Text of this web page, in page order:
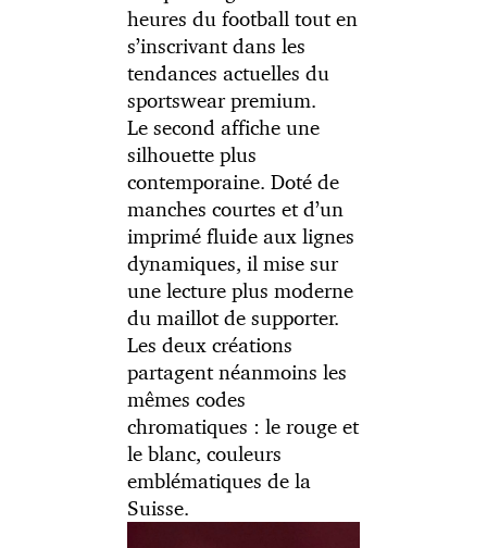
heures du football tout en
s’inscrivant dans les
tendances actuelles du
sportswear premium.
Le second affiche une
silhouette plus
contemporaine. Doté de
manches courtes et d’un
imprimé fluide aux lignes
dynamiques, il mise sur
une lecture plus moderne
du maillot de supporter.
Les deux créations
partagent néanmoins les
mêmes codes
chromatiques : le rouge et
le blanc, couleurs
emblématiques de la
Suisse.